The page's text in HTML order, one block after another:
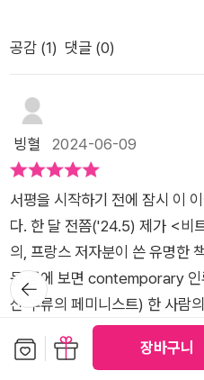
장바구니
로부터 도서를 제공받아 주관
고, 나중에는 투스카로라족도
에 따라 살던 하우데노사우니 구
운 방식을 찾던 영국 식민주의
사우니도 대의제 정부였다. 족
족을 대표했으며, 이 대표자는
만나 협동해서 결정을 내렸는
었고, 그 가운데 많은 조항이 의
하거나 시급한 사안은 대비책으
는 내용을 담고 있다. 민주주의
데서는 최고일지 모르지만, 그렇
의가 아니었다 단 한 번도 국민
제나 남작들이 권력을 쥐고 있
과 남작들부터, 오늘날 엘리트
열 가지 프레임』 (2024, 북하
버시티 칼리지 런던의 교육용 박
인종주의, 우생학을 조명하고
계급의 역사를 살핀다. 고전이
워온 인물들이 사실상 백인 남
잊지 않는다.​​교육이라는 정신적
법, 소수의 기득권만을 위한 정
국민의 선별적 보호와 배제, 예
세계의 기준이자 선두의 ‘문명’
있다고 맹신한 백인들의 자기
를 보여준다.​자신만의 이미지
화에 있는 흥미롭고 가치 있는
게 희생되는 것 같다. 수바드라
보이는지를 담아낸 책이기 때문
문자, 법, 민주주의, 국민, 예술,
이 어떻게 숨겨져 있고 또 그것
생각에 어떤 영향을 미쳤는가를
실이라고 알려진 것들을 고스란
다. 책에서 언급된 10가지 프레
정하거나 객관적이거나 절대 선
수 있는 것들이지만 사실상 그
할 수 있다는 사실을 알고나면
인가 싶기도 하고 한편으로는 그
로 사유할 수 있는 힘을 길러야
다. 어느 분야에서든 그것을 통
공감 (1) 댓글 (0)
빙혈 2024-06-09
서평을 시작하기 전에 잠시 이
다. 한 달 전쯤('24.5) 제가 <비
의, 프랑스 저자분이 쓴 유명한
문 중에 보면 contemporary 인
신 부류의 페미니스트) 한 사람
스트 식 재해석을 다룬 글이 잠
문 저자 이름이 비나 다스였고,
댓글 (0)
뒤로가
기